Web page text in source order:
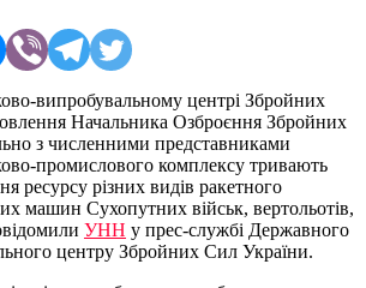
випробувальному центрі Збройних
Начальника Озброєння Збройних
з численними представниками
промислового комплексу тривають
ресурсу різних видів ракетного
машин Сухопутних військ, вертольотів,
УНН у прес-службі Державного
центру Збройних Сил України.